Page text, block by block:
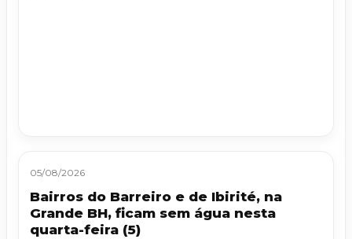
05/08/2026
Bairros do Barreiro e de Ibirité, na
Grande BH, ficam sem água nesta
quarta-feira (5)